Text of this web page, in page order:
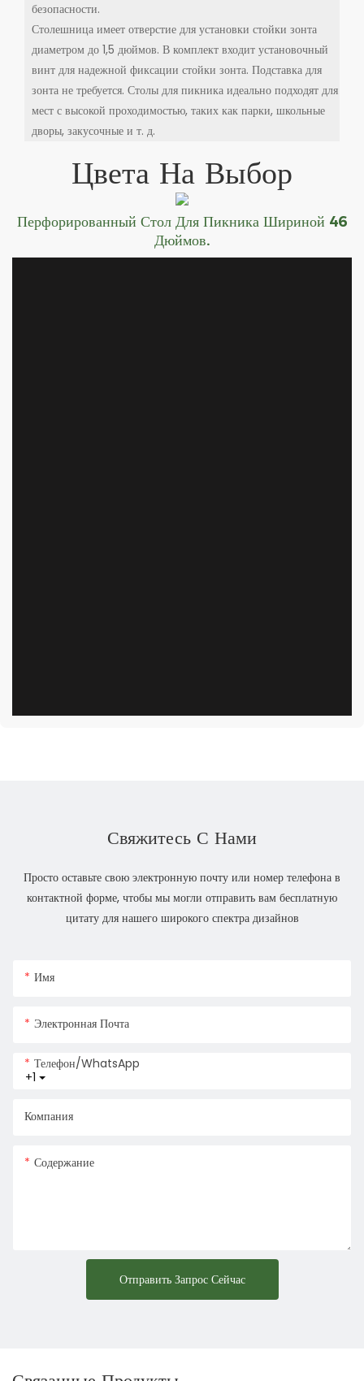
безопасности.
Столешница имеет отверстие для установки стойки зонта
диаметром до 1,5 дюймов. В комплект входит установочный
винт для надежной фиксации стойки зонта. Подставка для
зонта не требуется. Столы для пикника идеально подходят для
мест с высокой проходимостью, таких как парки, школьные
дворы, закусочные и т. д.
Цвета На Выбор
Перфорированный Стол Для Пикника Шириной 46
Дюймов.
Свяжитесь С Нами
Просто оставьте свою электронную почту или номер телефона в
контактной форме, чтобы мы могли отправить вам бесплатную
цитату для нашего широкого спектра дизайнов
Имя
Электронная Почта
+1
Телефон/WhatsApp
Компания
Содержание
Отправить Запрос Сейчас